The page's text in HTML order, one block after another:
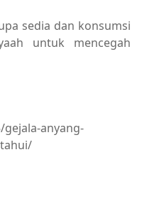
sedia dan konsumsi
untuk mencegah
anyang-